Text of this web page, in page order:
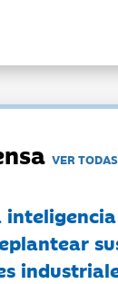
VER TODAS